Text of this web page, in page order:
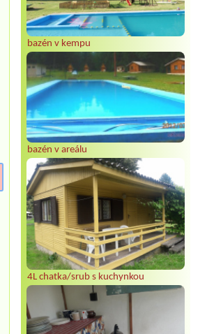
bazén v kempu
bazén v areálu
4L chatka/srub s kuchynkou